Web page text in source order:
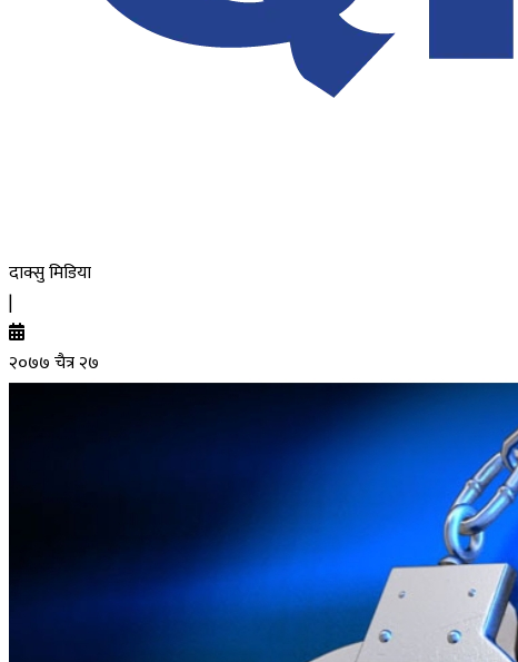
दाक्सु मिडिया
|
२०७७ चैत्र २७